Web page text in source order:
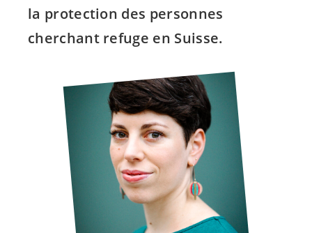
la protection des personnes
cherchant refuge en Suisse.